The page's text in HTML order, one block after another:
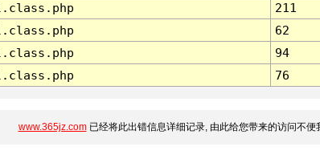
211
62
94
76
www.365jz.com已经将此出错信息详细记录, 由此给您带来的访问不便